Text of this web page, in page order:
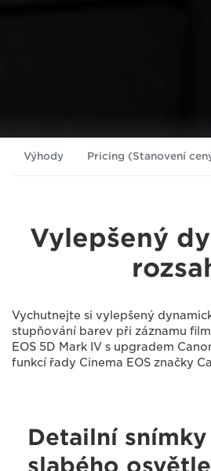
Výhody Pricing (Stanovení
Vylepšený
Vychutnejte si vylepšený
stupňování barev při záznamu
EOS 5D Mark IV s upgradem
funkcí řady Cinema EOS značky
Detailní snímky
slabého